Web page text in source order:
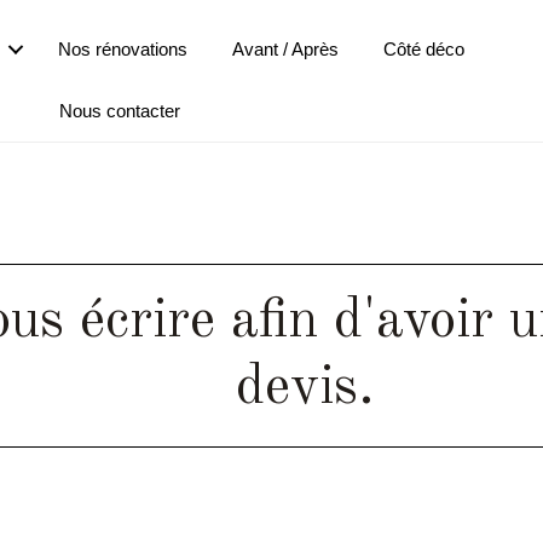
Nos rénovations Avant / Après Côté déco
Nous contacter
écrire afin d'avoir
devis.